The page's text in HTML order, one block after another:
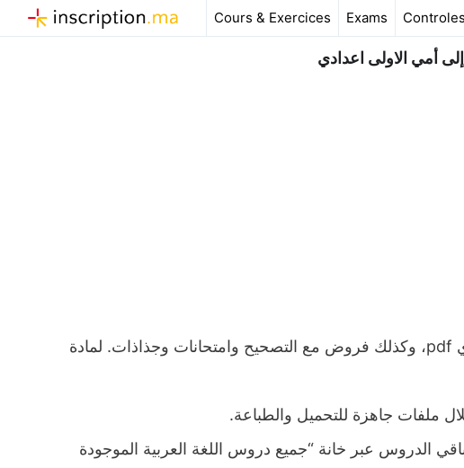
au
Cours & Exercices Exams Controles
أمي الاولى اعدادي
ملخص و تمارين وحلول درس إلى أمي للسنة الاولى اعدادي pdf، وكذلك فروض مع التصحيح وامتحانات وجذاذات. لمادة
ملفات جاهزة للتحميل والطباعة.
الدروس عبر خانة “جميع دروس اللغة العربية الموجودة